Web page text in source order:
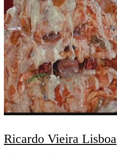
Ricardo Vieira Lisboa